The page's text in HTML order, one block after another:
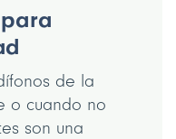
de la
o cuando no
son una